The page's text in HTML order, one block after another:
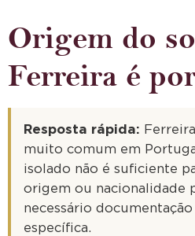
Origem do
Ferreira é
Resposta rápida:
muito comum em
isolado não é suficiente
origem ou nacionalidade
necessário
específica.